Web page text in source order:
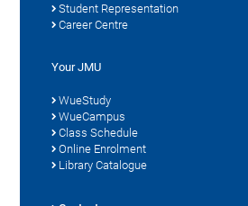
Student Representation
Career Centre
Your JMU
WueStudy
WueCampus
Class Schedule
Online Enrolment
Library Catalogue